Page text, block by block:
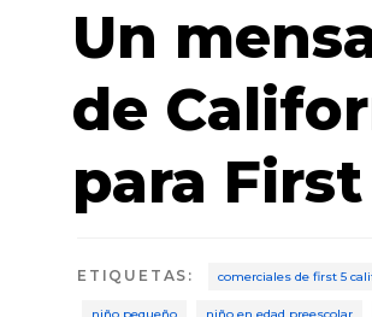
Un
de
para
ETIQUETAS : comerciales de first 5
niño pequeño niño en edad preescolar